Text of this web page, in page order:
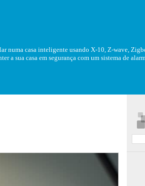
numa casa inteligente usando X-10, Z-wave,
a sua casa em segurança com um sistema de